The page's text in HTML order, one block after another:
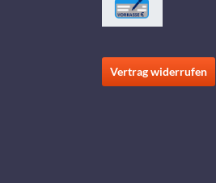
Vertrag widerrufen